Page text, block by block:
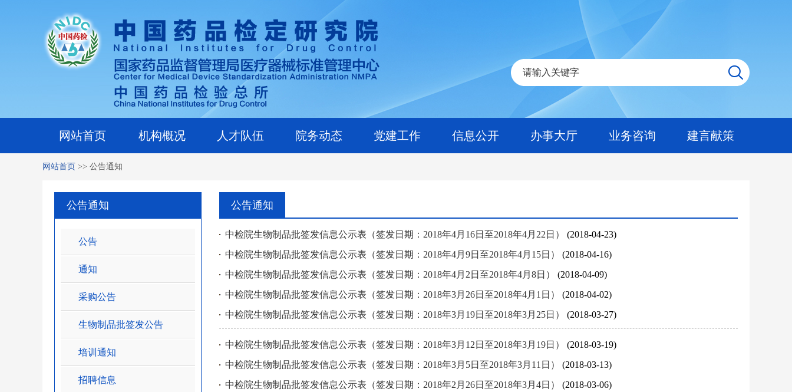
网站首页 机构概况 人才队伍 院务动态 党建工作 信息公开 办事大厅 业务咨询 建言献策
网站首页 >> 公告通知
公告通知
公告
通知
采购公告
生物制品批签发公告
培训通知
招聘信息
公告通知
中检院生物制品批签发信息公示表（签发日期：2018年4月16日至2018年4月22日） (2018-04-23)
中检院生物制品批签发信息公示表（签发日期：2018年4月9日至2018年4月15日） (2018-04-16)
中检院生物制品批签发信息公示表（签发日期：2018年4月2日至2018年4月8日） (2018-04-09)
中检院生物制品批签发信息公示表（签发日期：2018年3月26日至2018年4月1日） (2018-04-02)
中检院生物制品批签发信息公示表（签发日期：2018年3月19日至2018年3月25日） (2018-03-27)
中检院生物制品批签发信息公示表（签发日期：2018年3月12日至2018年3月19日） (2018-03-19)
中检院生物制品批签发信息公示表（签发日期：2018年3月5日至2018年3月11日） (2018-03-13)
中检院生物制品批签发信息公示表（签发日期：2018年2月26日至2018年3月4日） (2018-03-06)